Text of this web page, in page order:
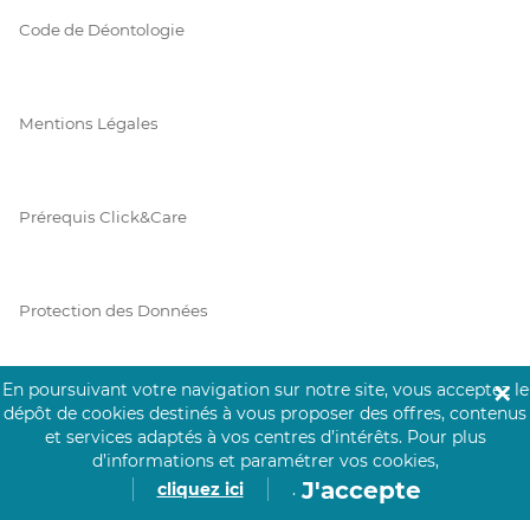
Code de Déontologie
Mentions Légales
Prérequis Click&Care
Protection des Données
Vie Privée
En poursuivant votre navigation sur notre site, vous acceptez le
dépôt de cookies destinés à vous proposer des offres, contenus
et services adaptés à vos centres d’intérêts. Pour plus
d’informations et paramétrer vos cookies,
cliquez ici
. J'accepte
✕